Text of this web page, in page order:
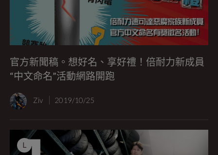
官方新聞稿。想好名、享好禮！倍耐力新成員
“中文命名”活動網路開跑
Ziv 2019/10/25
L